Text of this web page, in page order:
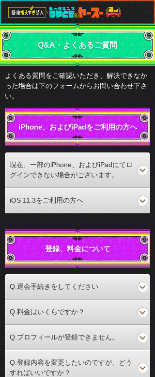
Q&A・よくあるご質問
よくある質問をご確認いただき、解決できなか
った場合は下のフォームからお問い合わせ下さ
い。
iPhone、およびiPadをご利用の方へ
現在、一部のiPhone、およびiPadにてロ
グインできない場合がございます。
iOS 11.3をご利用の方へ
登録、料金について
Q.退会手続きをしてください
Q.料金はいくらですか？
Q.プロフィールが登録できません。
Q.登録内容を変更したいのですが、どう
すればいいですか？